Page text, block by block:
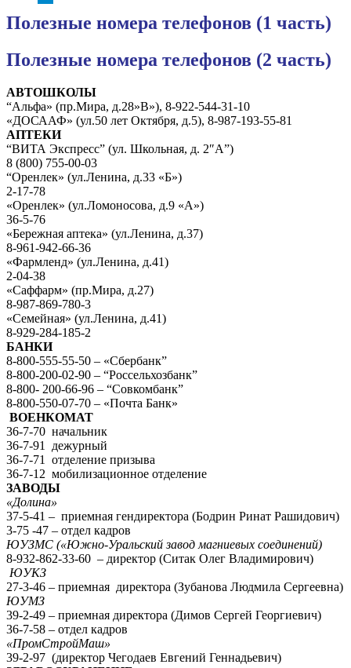
Полезные номера телефонов (1 часть)
Полезные номера телефонов (2 часть)
АВТОШКОЛЫ
“Альфа» (пр.Мира, д.28»В»), 8-922-544-31-10
«ДОСААФ» (ул.50 лет Октября, д.5), 8-987-193-55-81
АПТЕКИ
“ВИТА Экспресс” (ул. Школьная, д. 2″А”)
8 (800) 755-00-03
“Оренлек» (ул.Ленина, д.33 «Б»)
2-17-78
«Оренлек» (ул.Ломоносова, д.9 «А»)
36-5-76
«Бережная аптека» (ул.Ленина, д.37)
8-961-942-66-36
«Фармленд» (ул.Ленина, д.41)
2-04-38
«Саффарм» (пр.Мира, д.27)
8-987-869-780-3
«Семейная» (ул.Ленина, д.41)
8-929-284-185-2
БАНКИ
8-800-555-55-50 – «Сбербанк”
8-800-200-02-90 – “Россельхозбанк”
8-800- 200-66-96 – “Совкомбанк”
8-800-550-07-70 – «Почта Банк»
ВОЕНКОМАТ
36-7-70 начальник
36-7-91 дежурный
36-7-71 отделение призыва
36-7-12 мобилизационное отделение
ЗАВОДЫ
«Долина»
37-5-41 – приемная гендиректора (Бодрин Ринат Рашидович)
3-75 -47 – отдел кадров
ЮУЗМС («Южно-Уральский завод магниевых соединений)
8-932-862-33-60 – директор (Ситак Олег Владимирович)
ЮУКЗ
27-3-46 – приемная директора (Зубанова Людмила Сергеевна)
ЮУМЗ
39-2-49 – приемная директора (Димов Сергей Георгиевич)
36-7-58 – отдел кадров
«ПромСтройМаш»
39-2-97 (директор Чегодаев Евгений Геннадьевич)